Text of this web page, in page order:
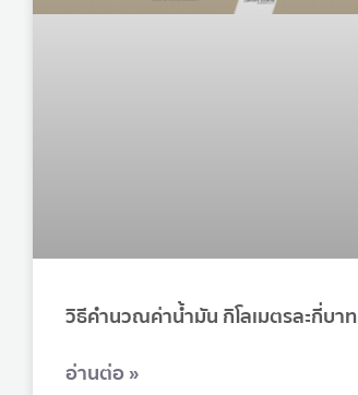
วิธีคำนวณค่าน้ำมัน กิโลเมตรละกี่บาท
อ่านต่อ »